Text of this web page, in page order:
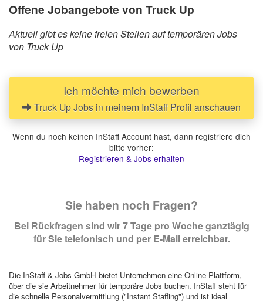
Offene Jobangebote von Truck Up
Aktuell gibt es keine freien Stellen auf temporären Jobs
von Truck Up
Ich möchte mich bewerben
Truck Up Jobs in meinem InStaff Profil anschauen
Wenn du noch keinen InStaff Account hast, dann registriere dich
bitte vorher:
Registrieren & Jobs erhalten
Sie haben noch Fragen?
Bei Rückfragen sind wir 7 Tage pro Woche ganztägig
für Sie telefonisch und per E-Mail erreichbar.
Die InStaff & Jobs GmbH bietet Unternehmen eine Online Plattform,
über die sie Arbeitnehmer für temporäre Jobs buchen. InStaff steht für
die schnelle Personalvermittlung ("Instant Staffing") und ist ideal